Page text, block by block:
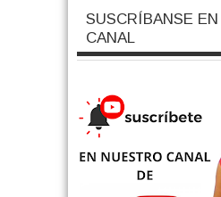
SUSCRÍBANSE
CANAL